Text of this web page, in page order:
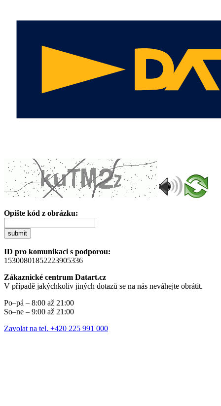
Opište kód z obrázku:
submit
ID pro komunikaci s podporou:
15300801852223905336
Zákaznické centrum Datart.cz
V případě jakýchkoliv jiných dotazů se na nás neváhejte obrátit.
Po–pá – 8:00 až 21:00
So–ne – 9:00 až 21:00
Zavolat na tel. +420 225 991 000